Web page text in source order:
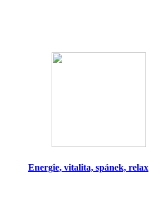
Energie, vitalita, spánek, relax